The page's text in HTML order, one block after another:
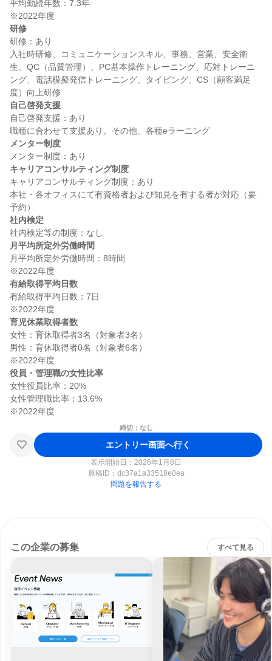
平均勤続年数：7.3年
研修
研修：あり
入社時研修、コミュニケーションスキル、事務、営業、安全衛
生、QC（品質管理）、PC基本操作トレーニング、応対トレーニ
ング、電話模擬発信トレーニング、タイピング、CS（顧客満足
自己啓発支援
自己啓発支援：あり
メンター制度
キャリアコンサルティング制度
キャリアコンサルティング制度：あり
本社・各オフィスにて有資格者および知見を有する者が対応（要
社内検定
月平均所定外労働時間
月平均所定外労働時間：8時間
有給取得平均日数
有給取得平均日数：7日
育児休業取得者数
女性：育休取得者3名（対象者3名）
男性：育休取得者0名（対象者6名）
役員・管理職の女性比率
女性役員比率：20%
女性管理職比率：13.6%
締切：なし
エントリー画面へ行く
表示開始日：2026年1月8日
原稿ID： dc37a1a33518e0ea
問題を報告する
この企業の募集 すべて見る